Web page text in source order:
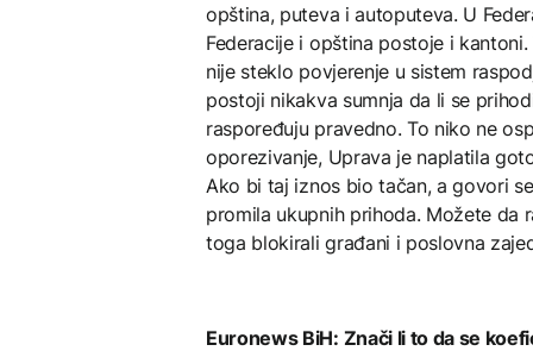
opština, puteva i autoputeva. U
Federacije i opština postoje i
nije steklo povjerenje u sistem
postoji nikakva sumnja da li se
raspoređuju pravedno. To niko ne
oporezivanje, Uprava je naplatila
Ako bi taj iznos bio tačan, a govori
promila ukupnih prihoda. Možete da
toga blokirali građani i poslovna
Euronews BiH: Znači li to da se